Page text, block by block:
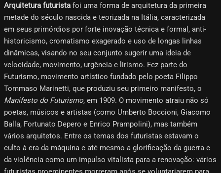
Arquitetura futurista foi uma forma de arquitetura da primeira
metade do século nascida e teorizada na Itália, caracterizada
em seus primórdios por forte inovação técnica e formal, anti-
historicismo, cromatismo exagerado e uso de longas linhas
dinâmicas, visando no seu conjunto sugerir uma ideia de
velocidade, movimento, urgência e lirismo. Fez parte do
Futurismo, movimento artístico fundado pelo poeta Filippo
Tommaso Marinetti, que produziu seu primeiro manifesto, o
Manifesto do Futurismo, em 1909. O movimento atraiu não só
poetas, músicos e artistas (como Umberto Boccioni, Giacomo
Balla, Fortunato Depero e Enrico Prampolini), mas também
vários arquitetos. Entre os temas dos futuristas estavam o
culto à era da máquina e até mesmo a glorificação da guerra e
da violência como um impulso vitalista para a renovação: vários